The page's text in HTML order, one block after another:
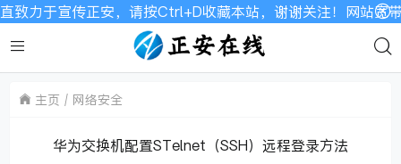
宣传正安，请按Ctrl+D收藏本站，谢谢关注！网站宽带有
主页 网络安全
华为交换机配置STelnet（SSH）远程登录方法